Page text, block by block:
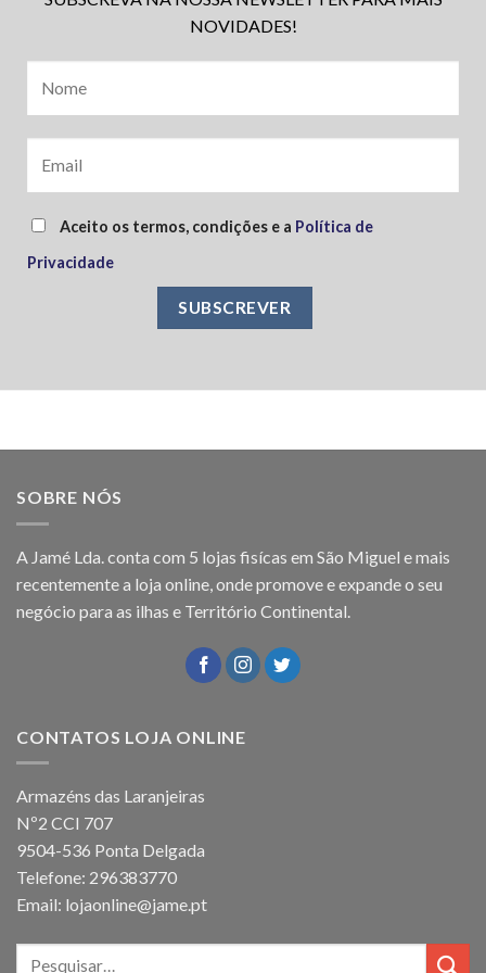
NOVIDADES!
Aceito os termos, condições e a Política de
Privacidade
SOBRE NÓS
A Jamé Lda. conta com 5 lojas fisícas em São Miguel e mais
recentemente a loja online, onde promove e expande o seu
negócio para as ilhas e Território Continental.
CONTATOS LOJA ONLINE
Armazéns das Laranjeiras
Nº2 CCI 707
9504-536 Ponta Delgada
Telefone: 296383770
Email: lojaonline@jame.pt